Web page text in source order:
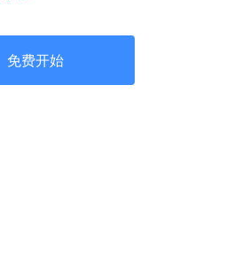
免费开始